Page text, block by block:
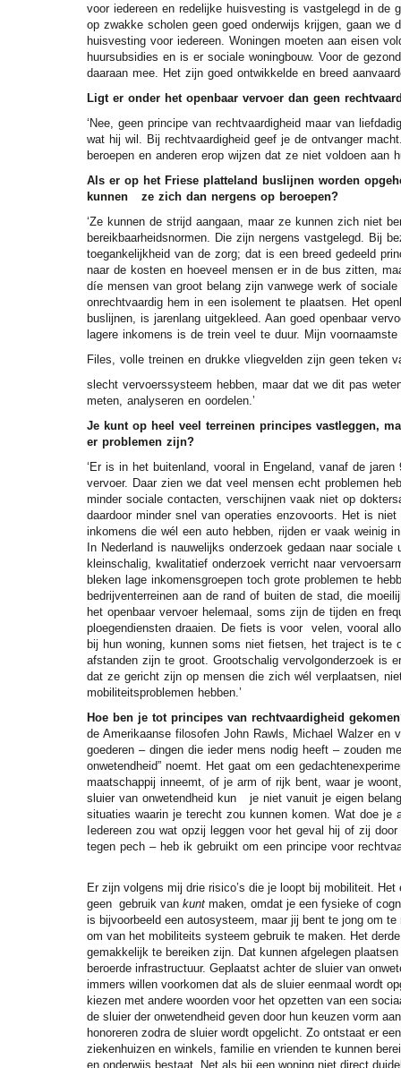
voor iedereen en redelijke huisvesting is vastgelegd in de
op zwakke scholen geen goed onderwijs krijgen, gaan we
huisvesting voor iedereen. Woningen moeten aan eisen
huursubsidies en is er sociale woningbouw. Voor de
daaraan mee. Het zijn goed ontwikkelde en breed
Ligt er onder het openbaar vervoer dan geen
‘Nee, geen principe van rechtvaardigheid maar van
wat hij wil. Bij rechtvaardigheid geef je de ontvanger
beroepen en anderen erop wijzen dat ze niet voldoen aan
Als er op het Friese platteland buslijnen worden
kunnen ze zich dan nergens op beroepen?
‘Ze kunnen de strijd aangaan, maar ze kunnen zich niet
bereikbaarheidsnormen. Die zijn nergens vastgelegd. Bij
toegankelijkheid van de zorg; dat is een breed gedeeld
naar de kosten en hoeveel mensen er in de bus zitten,
díe mensen van groot belang zijn vanwege werk of
onrechtvaardig hem in een isolement te plaatsen. Het
buslijnen, is jarenlang uitgekleed. Aan goed openbaar
lagere inkomens is de trein veel te duur. Mijn
Files, volle treinen en drukke vliegvelden zijn geen teken
slecht vervoerssysteem hebben, maar dat we dit pas
meten, analyseren en oordelen.’
Je kunt op heel veel terreinen principes vastleggen,
er problemen zijn?
‘Er is in het buitenland, vooral in Engeland, vanaf de
vervoer. Daar zien we dat veel mensen echt problemen
minder sociale contacten, verschijnen vaak niet op
daardoor minder snel van operaties enzovoorts. Het is
inkomens die wél een auto hebben, rijden er vaak weinig
In Nederland is nauwelijks onderzoek gedaan naar
kleinschalig, kwalitatief onderzoek verricht naar
bleken lage inkomensgroepen toch grote problemen te
bedrijventerreinen aan de rand of buiten de stad, die
het openbaar vervoer helemaal, soms zijn de tijden en
ploegendiensten draaien. De fiets is voor velen, vooral
bij hun woning, kunnen soms niet fietsen, het traject is te
afstanden zijn te groot. Grootschalig vervolgonderzoek is
dat ze gericht zijn op mensen die zich wél verplaatsen,
mobiliteitsproblemen hebben.’
Hoe ben je tot principes van rechtvaardigheid
de Amerikaanse filosofen John Rawls, Michael Walzer en
goederen – dingen die ieder mens nodig heeft – zouden
onwetendheid” noemt. Het gaat om een
maatschappij inneemt, of je arm of rijk bent, waar je
sluier van onwetendheid kun je niet vanuit je eigen
situaties waarin je terecht zou kunnen komen. Wat doe
Iedereen zou wat opzij leggen voor het geval hij of zij
tegen pech – heb ik gebruikt om een principe voor
Er zijn volgens mij drie risico’s die je loopt bij mobiliteit.
geen gebruik van kunt maken, omdat je een fysieke of
is bijvoorbeeld een autosysteem, maar jij bent te jong om
om van het mobiliteits systeem gebruik te maken. Het
gemakkelijk te bereiken zijn. Dat kunnen afgelegen
beroerde infrastructuur. Geplaatst achter de sluier van
immers willen voorkomen dat als de sluier eenmaal wordt
kiezen met andere woorden voor het opzetten van een
de sluier der onwetendheid geven door hun keuzen vorm
honoreren zodra de sluier wordt opgelicht. Zo ontstaat er
ziekenhuizen en winkels, familie en vrienden te kunnen
en onderwijs bestaat. Net als bij een woning niet direct